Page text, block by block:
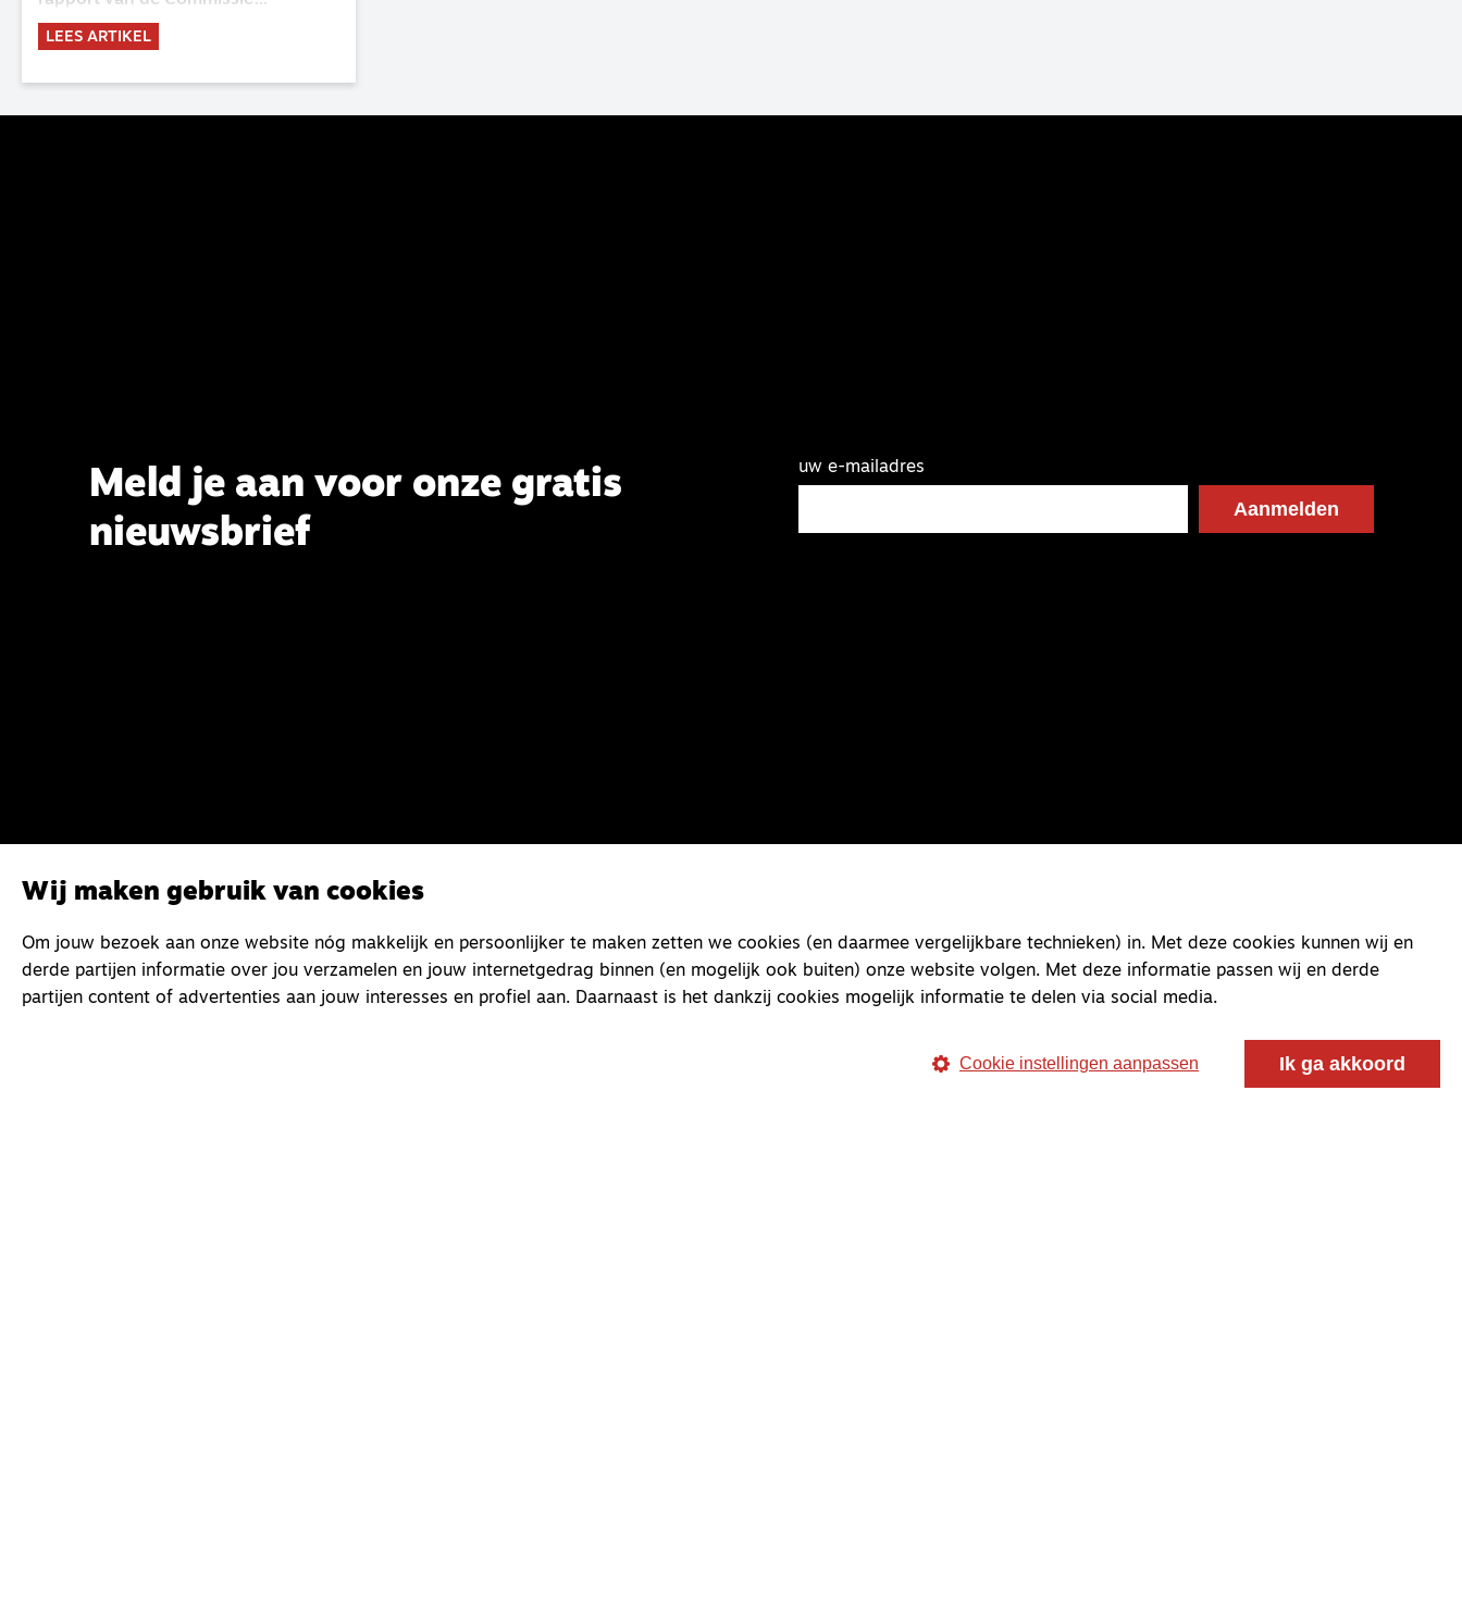
Belijdende Kerk (CBK) lezen. Deze
commissie is al sinds de eenwording
2023 de opdracht om haar analyse
LEES ARTIKEL
Meld je aan voor onze gratis
nieuwsbrief
uw e-mailadres
Wij maken gebruik van cookies
Om jouw bezoek aan onze website nóg makkelijk en persoonlijker te maken zetten we cookies (en daarmee vergelijkbare technieken) in. Met deze cookies kunnen wij en
derde partijen informatie over jou verzamelen en jouw internetgedrag binnen (en mogelijk ook buiten) onze website volgen. Met deze informatie passen wij en derde
partijen content of advertenties aan jouw interesses en profiel aan. Daarnaast is het dankzij cookies mogelijk informatie te delen via social media.
Cookie instellingen aanpassen Ik ga akkoord